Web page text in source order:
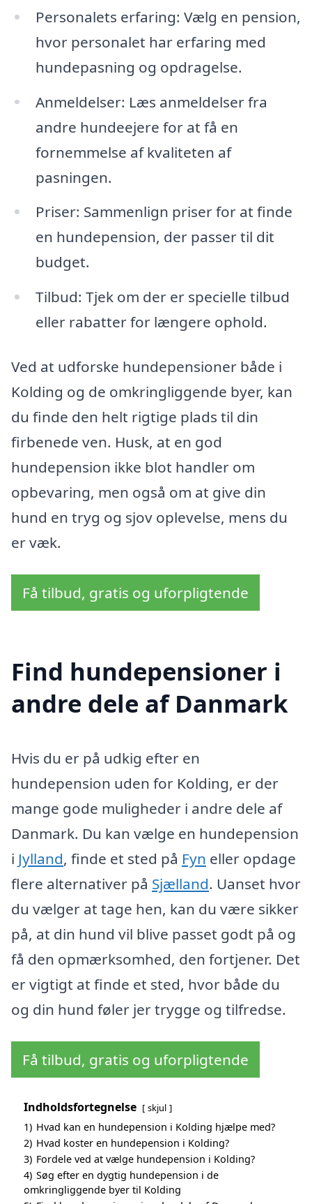
Personalets erfaring: Vælg en pension,
hvor personalet har erfaring med
hundepasning og opdragelse.
Anmeldelser: Læs anmeldelser fra
andre hundeejere for at få en
fornemmelse af kvaliteten af
pasningen.
Priser: Sammenlign priser for at finde
en hundepension, der passer til dit
budget.
Tilbud: Tjek om der er specielle tilbud
eller rabatter for længere ophold.
Ved at udforske hundepensioner både i
Kolding og de omkringliggende byer, kan
du finde den helt rigtige plads til din
firbenede ven. Husk, at en god
hundepension ikke blot handler om
opbevaring, men også om at give din
hund en tryg og sjov oplevelse, mens du
er væk.
Få tilbud, gratis og uforpligtende
Find hundepensioner i
andre dele af Danmark
Hvis du er på udkig efter en
hundepension uden for Kolding, er der
mange gode muligheder i andre dele af
Danmark. Du kan vælge en hundepension
i Jylland, finde et sted på Fyn eller opdage
flere alternativer på Sjælland. Uanset hvor
du vælger at tage hen, kan du være sikker
på, at din hund vil blive passet godt på og
få den opmærksomhed, den fortjener. Det
er vigtigt at finde et sted, hvor både du
og din hund føler jer trygge og tilfredse.
Få tilbud, gratis og uforpligtende
Indholdsfortegnelse skjul
1) Hvad kan en hundepension i Kolding hjælpe med?
2) Hvad koster en hundepension i Kolding?
3) Fordele ved at vælge hundepension i Kolding?
4) Søg efter en dygtig hundepension i de
omkringliggende byer til Kolding